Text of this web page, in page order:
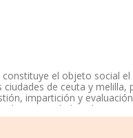
el objeto social
de ceuta y melilla,
impartición y
La sociedad está
'Otra educación n.c.o.p.'.